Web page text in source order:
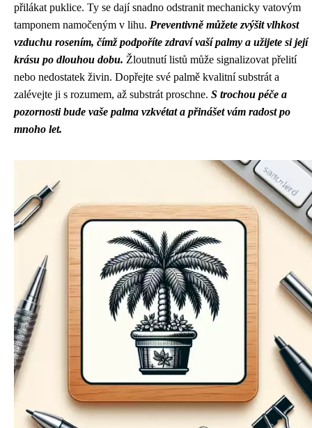
přilákat puklice. Ty se dají snadno odstranit mechanicky vatovým
tamponem namočeným v lihu. Preventivně můžete zvýšit vlhkost
vzduchu rosením, čímž podpoříte zdraví vaší palmy a užijete si její
krásu po dlouhou dobu. Žloutnutí listů může signalizovat přelití
nebo nedostatek živin. Dopřejte své palmě kvalitní substrát a
zalévejte ji s rozumem, až substrát proschne. S trochou péče a
pozornosti bude vaše palma vzkvétat a přinášet vám radost po
mnoho let.